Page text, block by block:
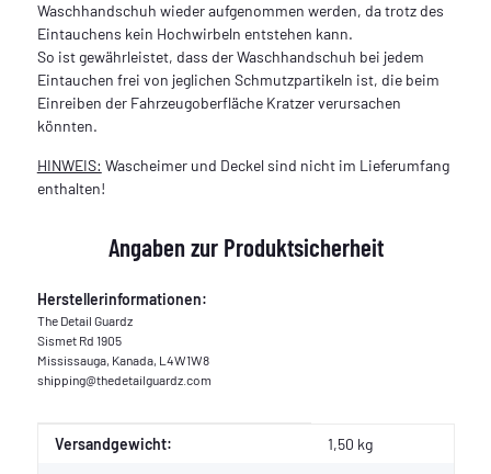
Waschhandschuh wieder aufgenommen werden, da trotz des
Eintauchens kein Hochwirbeln entstehen kann.
So ist gewährleistet, dass der Waschhandschuh bei jedem
Eintauchen frei von jeglichen Schmutzpartikeln ist, die beim
Einreiben der Fahrzeugoberfläche Kratzer verursachen
könnten.
HINWEIS: Wascheimer und Deckel sind nicht im Lieferumfang
enthalten!
Angaben zur Produktsicherheit
Herstellerinformationen:
The Detail Guardz
Sismet Rd 1905
Mississauga, Kanada, L4W1W8
shipping@thedetailguardz.com
Produkteigenschaft
Wert
Versandgewicht: 1,50 kg